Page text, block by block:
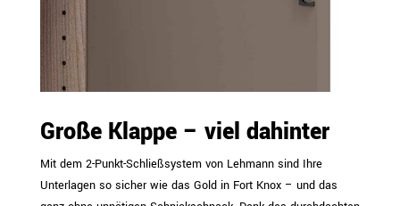
Große Klappe – viel dahinter
Mit dem 2-Punkt-Schließsystem von Lehmann sind Ihre
Unterlagen so sicher wie das Gold in Fort Knox – und das